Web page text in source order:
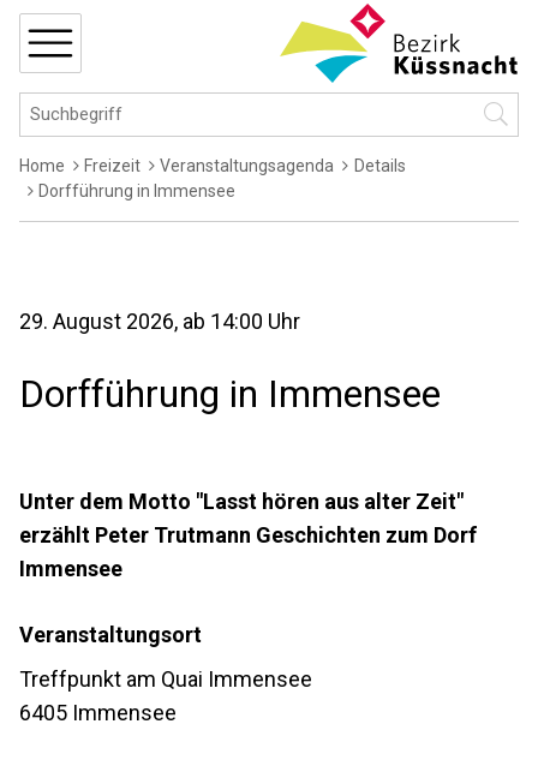
Navigieren in Küssnacht
Schnellnavigation
Hauptnavigation
Suchbegriff
Breadcrumb
Home Freizeit Veranstaltungsagenda
Details
Dorfführung in Immensee
29. August 2026, ab 14:00 Uhr
Dorfführung in Immensee
Unter dem Motto "Lasst hören aus alter Zeit"
erzählt Peter Trutmann Geschichten zum Dorf
Immensee
Veranstaltungsort
Treffpunkt am Quai Immensee
6405 Immensee